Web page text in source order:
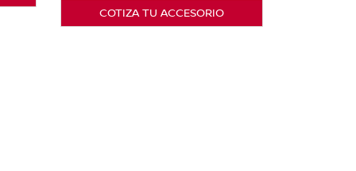
COTIZA TU ACCESORIO